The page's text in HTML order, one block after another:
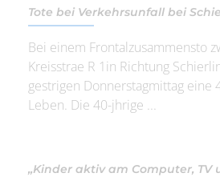
Tote bei Verkehrsunfall bei
Bei einem Frontalzusammensto
Kreisstrae R 1in Richtung
gestrigen Donnerstagmittag eine
Leben. Die 40-jhrige ...
„Kinder aktiv am Computer, TV